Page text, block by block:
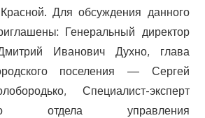
Для обсуждения данного
Генеральный директор
Иванович Духно, глава
поселения — Сергей
Специалист-эксперт
отдела управления